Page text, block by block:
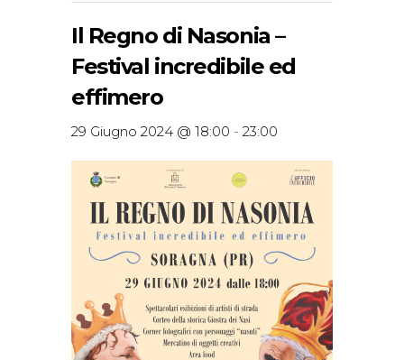
Il Regno di Nasonia –
Festival incredibile ed
effimero
29 Giugno 2024 @ 18:00 - 23:00